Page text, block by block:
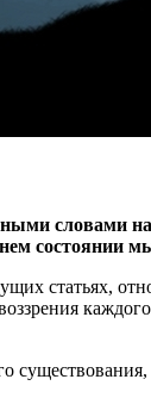
словами
состоянии
статьях,